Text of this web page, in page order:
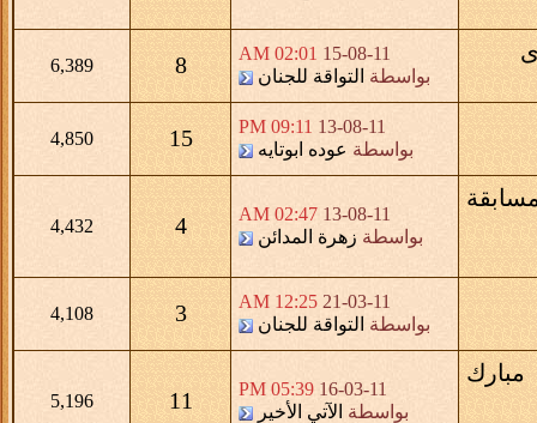
15-08-11
02:01 AM
بواسطة التواقة للجنان 8
6,389
13-08-11
09:11 PM
بواسطة عوده ابوتايه 15
4,850
13-08-11
02:47 AM
بواسطة زهرة المدائن 4
4,432
21-03-11
12:25 AM
بواسطة التواقة للجنان 3
4,108
16-03-11
05:39 PM
بواسطة الآتي الأخير 11
5,196